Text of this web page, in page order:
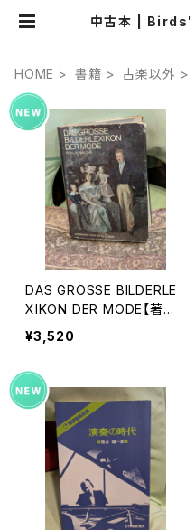
中古本 |
HOME 書籍 古楽以外
DAS GROSSE BILDERLE
XIKON DER MODE【著者：
Ludmila Kybalová, Olga
Herbenová, Milena Lam
LAG 1966年
¥3,520